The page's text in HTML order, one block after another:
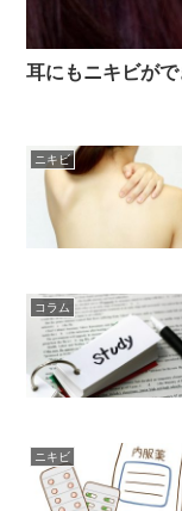
耳にもニキビが
ニキビ
コラム
ニキビ